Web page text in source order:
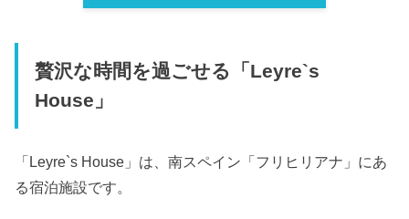
贅沢な時間を過ごせる「Leyre`s
House」
「Leyre`s House」は、南スペイン「フリヒリアナ」にあ
る宿泊施設です。